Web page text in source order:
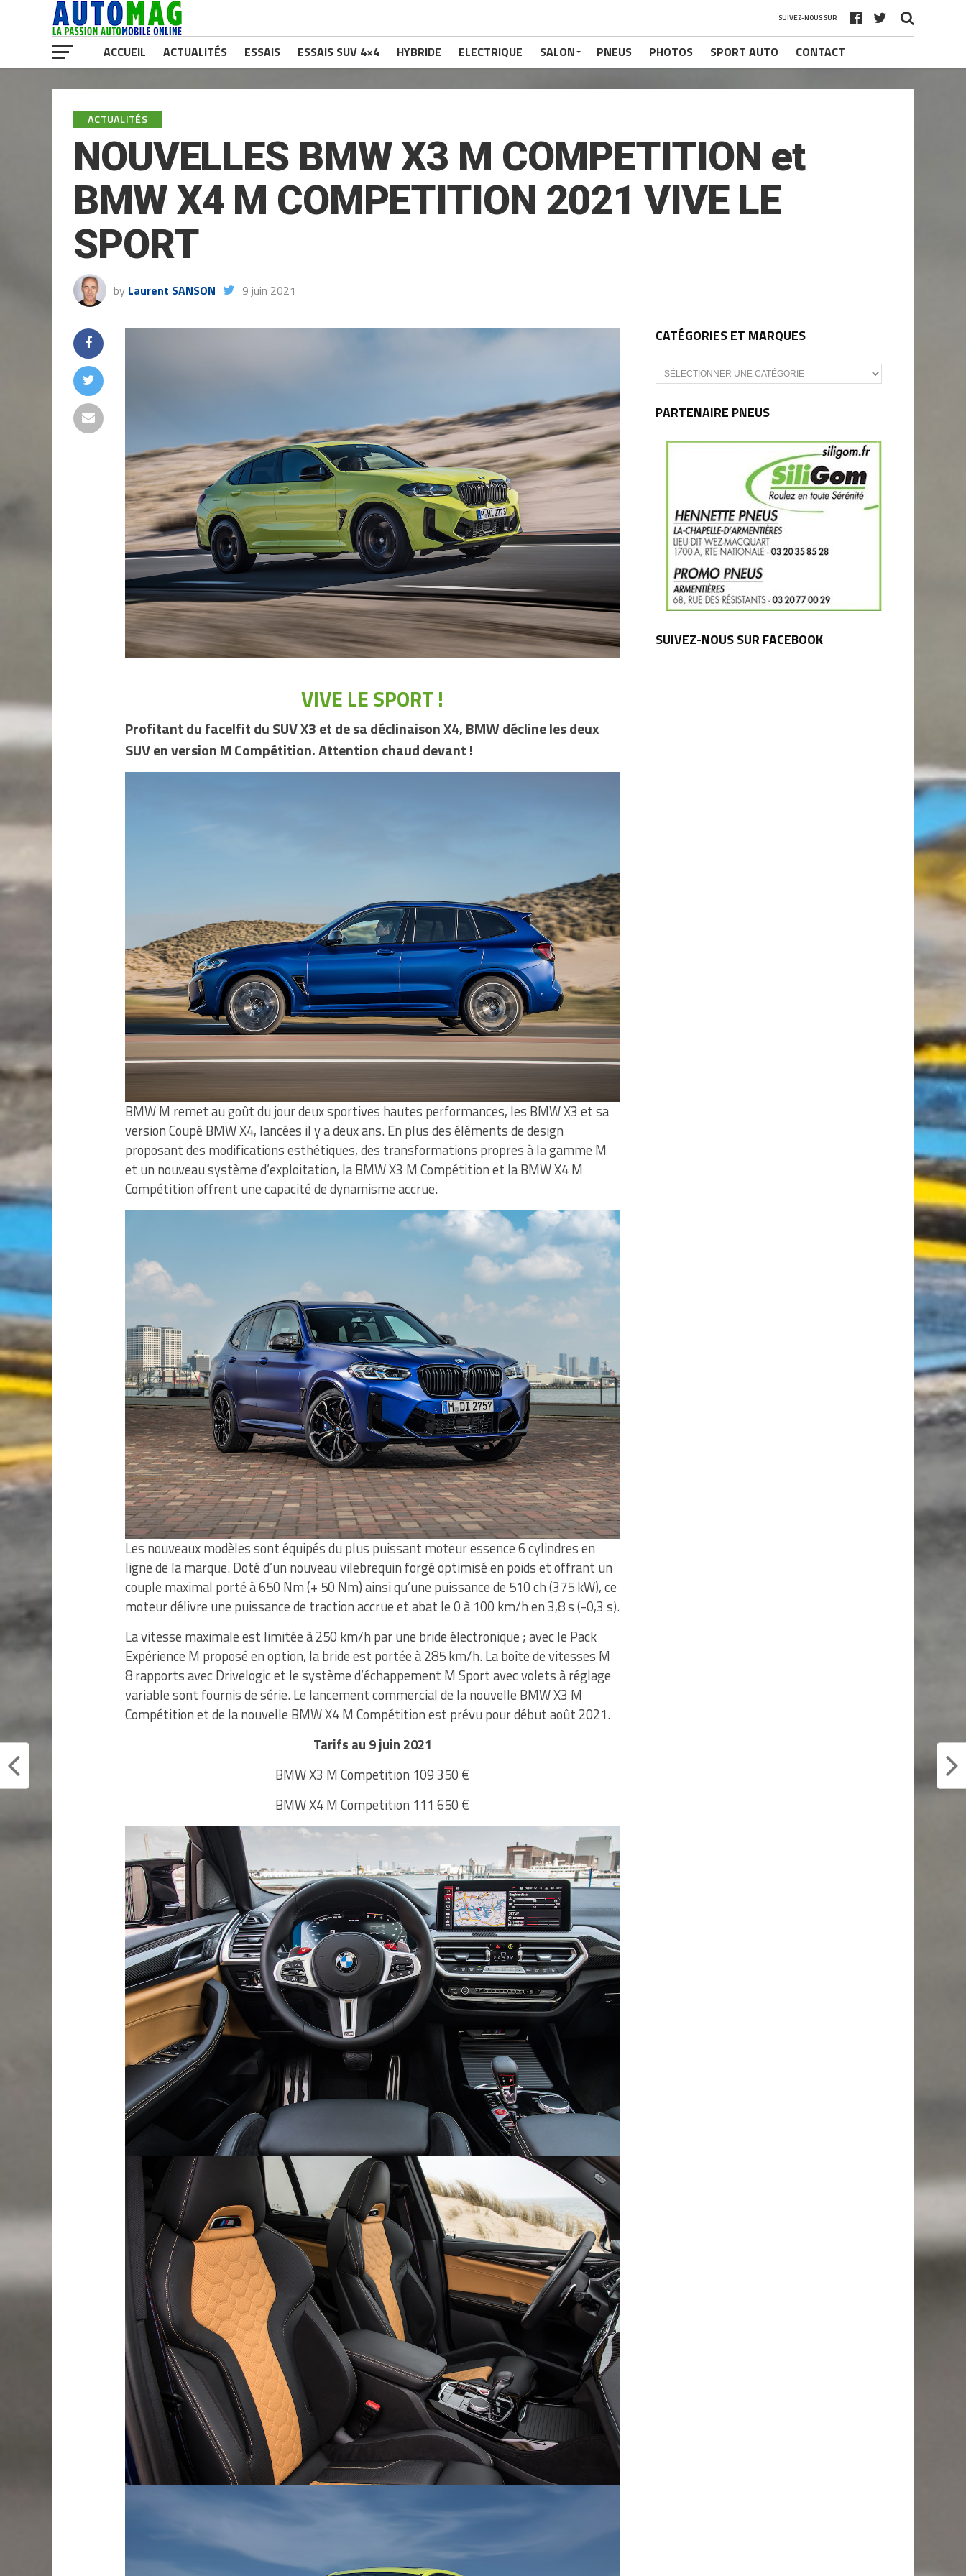
SUIVEZ-NOUS SUR
ACCUEIL ACTUALITÉS ESSAIS ESSAIS SUV 4×4 HYBRIDE ELECTRIQUE SALON PNEUS PHOTOS SPORT AUTO CONTACT
ACTUALITÉS
NOUVELLES BMW X3 M COMPETITION et
BMW X4 M COMPETITION 2021 VIVE LE
SPORT
by Laurent SANSON 9 juin 2021
VIVE LE SPORT !
Profitant du facelfit du SUV X3 et de sa déclinaison X4, BMW décline les deux
SUV en version M Compétition. Attention chaud devant !
BMW M remet au goût du jour deux sportives hautes performances, les BMW X3 et sa
version Coupé BMW X4, lancées il y a deux ans. En plus des éléments de design
proposant des modifications esthétiques, des transformations propres à la gamme M
et un nouveau système d’exploitation, la BMW X3 M Compétition et la BMW X4 M
Compétition offrent une capacité de dynamisme accrue.
Les nouveaux modèles sont équipés du plus puissant moteur essence 6 cylindres en
ligne de la marque. Doté d’un nouveau vilebrequin forgé optimisé en poids et offrant un
couple maximal porté à 650 Nm (+ 50 Nm) ainsi qu’une puissance de 510 ch (375 kW), ce
moteur délivre une puissance de traction accrue et abat le 0 à 100 km/h en 3,8 s (-0,3 s).
La vitesse maximale est limitée à 250 km/h par une bride électronique ; avec le Pack
Expérience M proposé en option, la bride est portée à 285 km/h. La boîte de vitesses M
8 rapports avec Drivelogic et le système d’échappement M Sport avec volets à réglage
variable sont fournis de série. Le lancement commercial de la nouvelle BMW X3 M
Compétition et de la nouvelle BMW X4 M Compétition est prévu pour début août 2021.
Tarifs au 9 juin 2021
BMW X3 M Competition 109 350 €
BMW X4 M Competition 111 650 €
CATÉGORIES ET MARQUES
Catégories
et
PARTENAIRE PNEUS
SUIVEZ-NOUS SUR FACEBOOK